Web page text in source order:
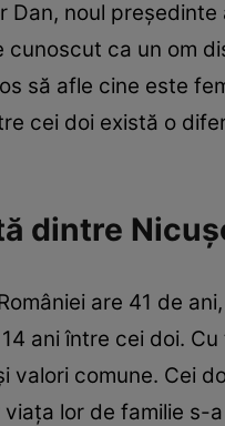
Dan, noul
cunoscut ca un om
să afle cine este
cei doi există o
dintre
are 41 de
ani între cei doi.
comune. Cei
viața lor de familie